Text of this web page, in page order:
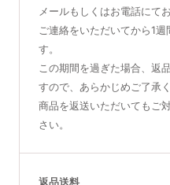
メールもしくはお電話にて
ご連絡をいただいてから1
す。
この期間を過ぎた場合、返
すので、あらかじめご了承
商品を返送いただいてもご
さい。
返品送料